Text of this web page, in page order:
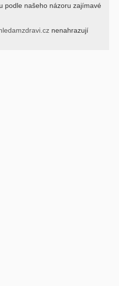
podle našeho názoru zajímavé
nenahrazují